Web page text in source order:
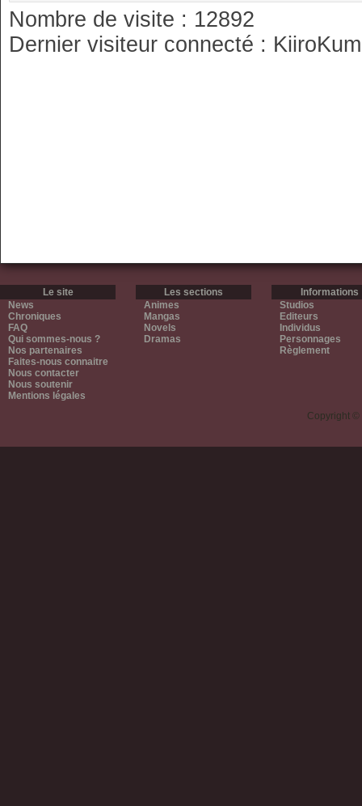
Nombre de visite : 12892
Dernier visiteur connecté :
Le site
News
Chroniques
FAQ
Qui sommes-nous ?
Nos partenaires
Faites-nous connaitre
Nous contacter
Nous soutenir
Mentions légales
Les sections
Animes
Mangas
Novels
Dramas
Informations
Studios
Editeurs
Individus
Personnages
Règlement
Copyright ©